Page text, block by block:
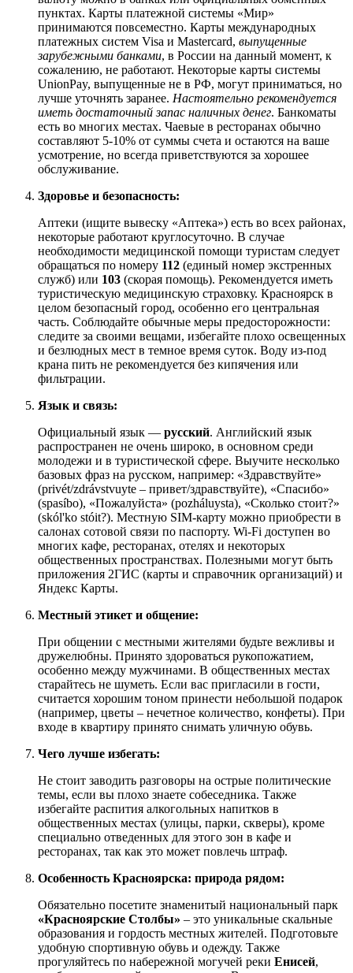
пунктах. Карты платежной системы «Мир»
принимаются повсеместно. Карты международных
платежных систем Visa и Mastercard, выпущенные
зарубежными банками, в России на данный момент, к
сожалению, не работают. Некоторые карты системы
UnionPay, выпущенные не в РФ, могут приниматься, но
лучше уточнять заранее. Настоятельно рекомендуется
иметь достаточный запас наличных денег. Банкоматы
есть во многих местах. Чаевые в ресторанах обычно
составляют 5-10% от суммы счета и остаются на ваше
усмотрение, но всегда приветствуются за хорошее
обслуживание.
Здоровье и безопасность:
Аптеки (ищите вывеску «Аптека») есть во всех районах,
некоторые работают круглосуточно. В случае
необходимости медицинской помощи туристам следует
обращаться по номеру 112 (единый номер экстренных
служб) или 103 (скорая помощь). Рекомендуется иметь
туристическую медицинскую страховку. Красноярск в
целом безопасный город, особенно его центральная
часть. Соблюдайте обычные меры предосторожности:
следите за своими вещами, избегайте плохо освещенных
и безлюдных мест в темное время суток. Воду из-под
крана пить не рекомендуется без кипячения или
фильтрации.
Язык и связь:
Официальный язык — русский. Английский язык
распространен не очень широко, в основном среди
молодежи и в туристической сфере. Выучите несколько
базовых фраз на русском, например: «Здравствуйте»
(privét/zdrávstvuyte – привет/здравствуйте), «Спасибо»
(spasíbo), «Пожалуйста» (pozháluysta), «Сколько стоит?»
(skól'ko stóit?). Местную SIM-карту можно приобрести в
салонах сотовой связи по паспорту. Wi-Fi доступен во
многих кафе, ресторанах, отелях и некоторых
общественных пространствах. Полезными могут быть
приложения 2ГИС (карты и справочник организаций) и
Яндекс Карты.
Местный этикет и общение:
При общении с местными жителями будьте вежливы и
дружелюбны. Принято здороваться рукопожатием,
особенно между мужчинами. В общественных местах
старайтесь не шуметь. Если вас пригласили в гости,
считается хорошим тоном принести небольшой подарок
(например, цветы – нечетное количество, конфеты). При
входе в квартиру принято снимать уличную обувь.
Чего лучше избегать:
Не стоит заводить разговоры на острые политические
темы, если вы плохо знаете собеседника. Также
избегайте распития алкогольных напитков в
общественных местах (улицы, парки, скверы), кроме
специально отведенных для этого зон в кафе и
ресторанах, так как это может повлечь штраф.
Особенность Красноярска: природа рядом:
Обязательно посетите знаменитый национальный парк
«Красноярские Столбы» – это уникальные скальные
образования и гордость местных жителей. Подготовьте
удобную спортивную обувь и одежду. Также
прогуляйтесь по набережной могучей реки Енисей,